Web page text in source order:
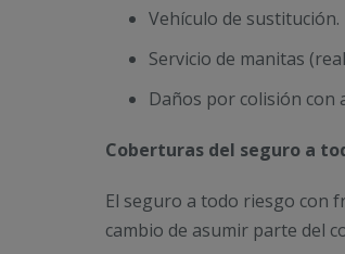
Vehículo de sustitución.
Servicio de manitas
Daños por colisión con
Coberturas del seguro a
El seguro a todo riesgo con
cambio de asumir parte del